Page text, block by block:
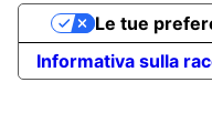
Informativa sulla
Le tue